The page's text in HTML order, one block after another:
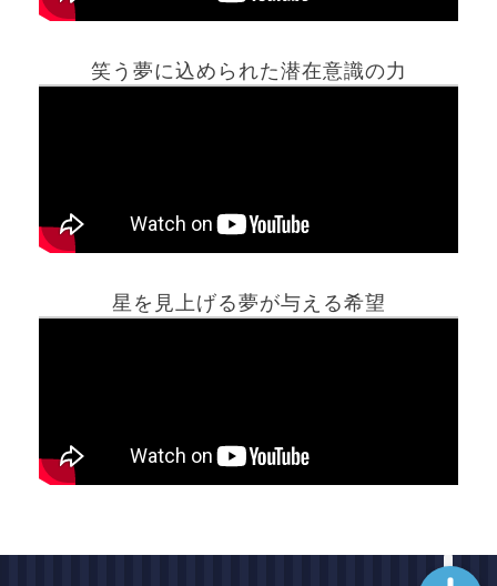
笑う夢に込められた潜在意識の力
星を見上げる夢が与える希望
ホーム
最新記事動画